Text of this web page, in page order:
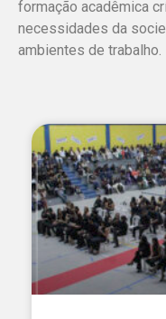
formação acadêmica
necessidades da
ambientes de trabalho.